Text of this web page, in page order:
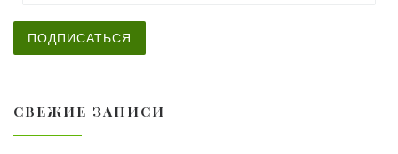
ПОДПИСАТЬСЯ
СВЕЖИЕ ЗАПИСИ